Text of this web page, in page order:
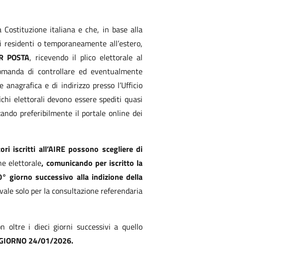
Costituzione italiana e che, in base alla
o temporaneamente all’estero,
POSTA, ricevendo il plico elettorale al
di controllare ed eventualmente
e di indirizzo presso l’Ufficio
elettorali devono essere spediti quasi
preferibilmente il portale online dei
iscritti all’AIRE possono scegliere di
elettorale, comunicando per iscritto la
giorno successivo alla indizione della
solo per la consultazione referendaria
oltre i dieci giorni successivi a quello
24/01/2026.